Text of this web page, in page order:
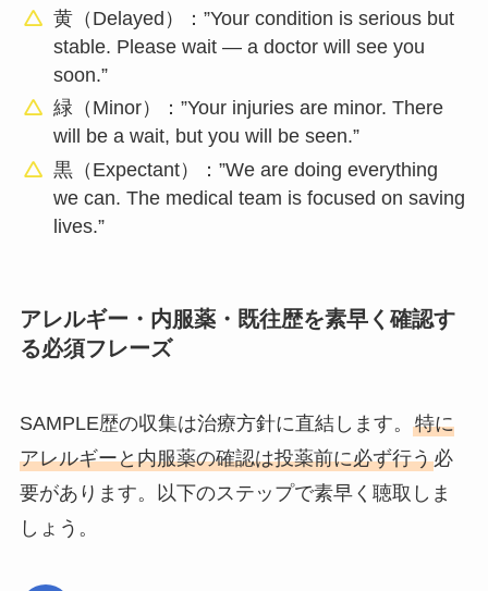
黄（Delayed）：”Your condition is serious but
stable. Please wait — a doctor will see you
soon.”
緑（Minor）：”Your injuries are minor. There
will be a wait, but you will be seen.”
黒（Expectant）：”We are doing everything
we can. The medical team is focused on saving
lives.”
アレルギー・内服薬・既往歴を素早く確認す
る必須フレーズ
SAMPLE歴の収集は治療方針に直結します。 特に
アレルギーと内服薬の確認は投薬前に必ず行う必
要があります。以下のステップで素早く聴取しま
しょう。